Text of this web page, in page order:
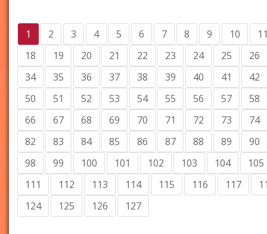
1 2 3 4 5 6 7 8 9 10
18
19 20 21 22 23 24 25
26
34
35 36 37 38 39 40 41
42
50
51 52 53 54 55 56 57
58
66
67 68 69 70 71 72 73
74
82
83 84 85 86 87 88 89
90
98
99 100 101 102 103 104
105
111
112 113 114 115 116 117
124
125 126 127